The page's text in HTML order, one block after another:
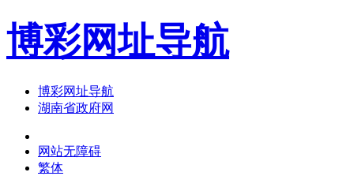
博彩网址导航
博彩网址导航
湖南省政府网
网站无障碍
繁体